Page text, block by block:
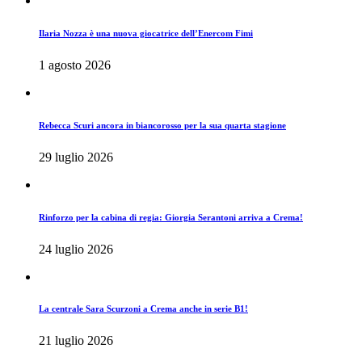
Ilaria Nozza è una nuova giocatrice dell’Enercom Fimi
1 agosto 2026
Rebecca Scuri ancora in biancorosso per la sua quarta stagione
29 luglio 2026
Rinforzo per la cabina di regia: Giorgia Serantoni arriva a Crema!
24 luglio 2026
La centrale Sara Scurzoni a Crema anche in serie B1!
21 luglio 2026